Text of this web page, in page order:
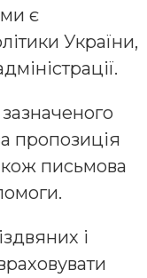
є
України,
пропозиція
письмова
і